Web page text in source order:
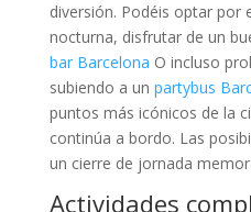
diversión. Podéis optar por
nocturna, disfrutar de un
bar Barcelona O incluso
subiendo a un partybus
puntos más icónicos de la
continúa a bordo. Las
un cierre de jornada
Actividades